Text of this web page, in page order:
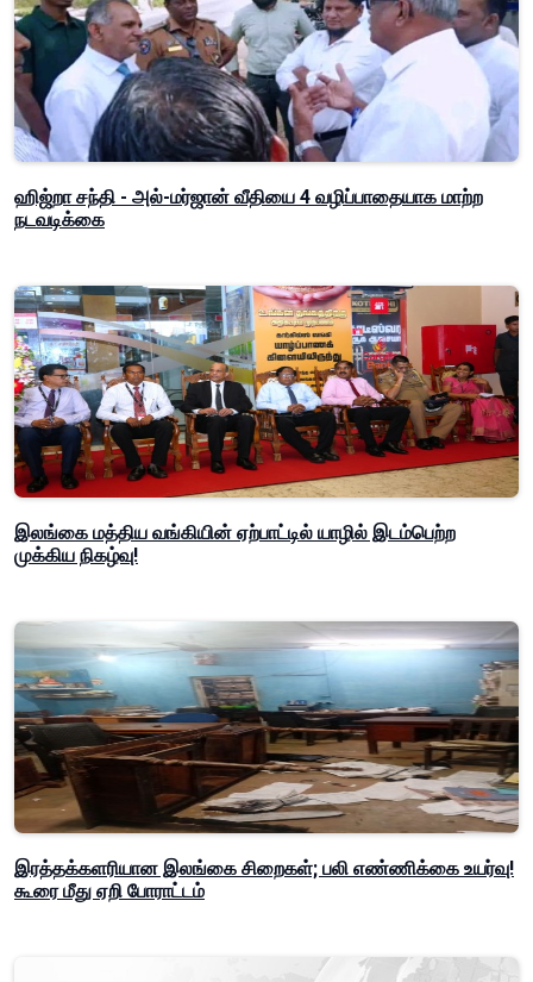
ஹிஜ்றா சந்தி - அல்-மர்ஜான் வீதியை 4 வழிப்பாதையாக மாற்ற
நடவடிக்கை
இலங்கை மத்திய வங்கியின் ஏற்பாட்டில் யாழில் இடம்பெற்ற
முக்கிய நிகழ்வு!
இரத்தக்களரியான இலங்கை சிறைகள்; பலி எண்ணிக்கை உயர்வு!
கூரை மீது ஏறி போராட்டம்